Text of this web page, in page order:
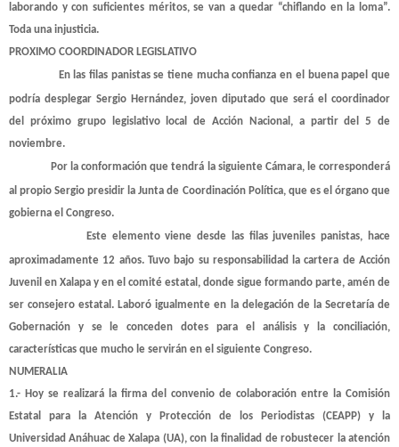
laborando y con suficientes méritos, se van a quedar “chiflando en la loma”.
Toda una injusticia.
PROXIMO COORDINADOR LEGISLATIVO
En las filas panistas se tiene mucha confianza en el buena papel que
podría desplegar Sergio Hernández, joven diputado que será el coordinador
del próximo grupo legislativo local de Acción Nacional, a partir del 5 de
noviembre.
Por la conformación que tendrá la siguiente Cámara, le corresponderá
al propio Sergio presidir la Junta de Coordinación Política, que es el órgano que
gobierna el Congreso.
Este elemento viene desde las filas juveniles panistas, hace
aproximadamente 12 años. Tuvo bajo su responsabilidad la cartera de Acción
Juvenil en Xalapa y en el comité estatal, donde sigue formando parte, amén de
ser consejero estatal. Laboró igualmente en la delegación de la Secretaría de
Gobernación y se le conceden dotes para el análisis y la conciliación,
características que mucho le servirán en el siguiente Congreso.
NUMERALIA
1.- Hoy se realizará la firma del convenio de colaboración entre la Comisión
Estatal para la Atención y Protección de los Periodistas (CEAPP) y la
Universidad Anáhuac de Xalapa (UA), con la finalidad de robustecer la atención